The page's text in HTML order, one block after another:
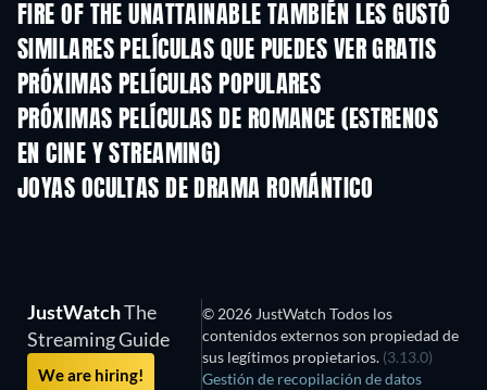
FIRE OF THE UNATTAINABLE TAMBIÉN LES GUSTÓ
SIMILARES PELÍCULAS QUE PUEDES VER GRATIS
PRÓXIMAS PELÍCULAS POPULARES
PRÓXIMAS PELÍCULAS DE ROMANCE (ESTRENOS
EN CINE Y STREAMING)
JOYAS OCULTAS DE DRAMA ROMÁNTICO
TV
JustWatchThe
Streaming Guide
We are hiring!
© 2026 JustWatch Todos los
contenidos externos son propiedad de
sus legítimos propietarios. (3.13.0)
Gestión de recopilación de datos